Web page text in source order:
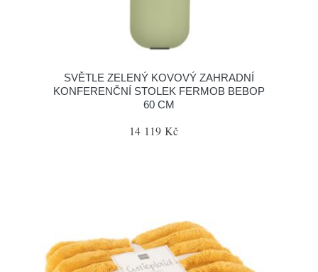
SVĚTLE ZELENÝ KOVOVÝ ZAHRADNÍ
KONFERENČNÍ STOLEK FERMOB BEBOP
60 CM
14 119 Kč